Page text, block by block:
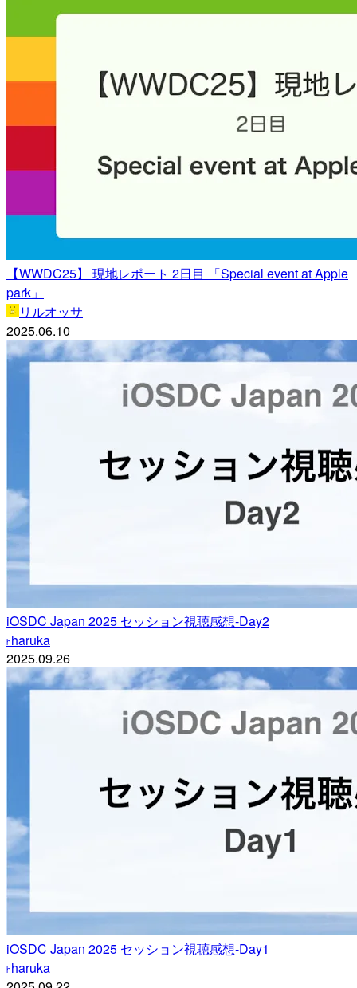
【WWDC25】 現地レポート 2日目 「Special event at Apple
park」
リルオッサ
2025.06.10
iOSDC Japan 2025 セッション視聴感想-Day2
hharuka
2025.09.26
iOSDC Japan 2025 セッション視聴感想-Day1
hharuka